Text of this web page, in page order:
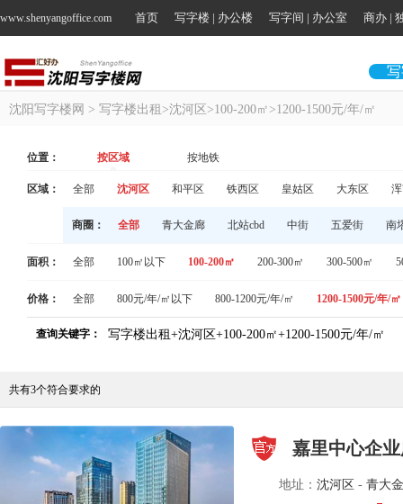
www.shenyangoffice.com 首页 写字楼 | 办公楼 写字间 | 办公室 商办 |
沈阳写字楼网 > 写字楼出租>沈河区>100-200㎡>1200-1500元/年/㎡
位置： 按区域 按地铁
区域： 全部 沈河区 和平区 铁西区 皇姑区 大东区
商圈： 全部 青大金廊 北站cbd 中街 五爱街 南
面积： 全部 100㎡以下 100-200㎡ 200-300㎡ 300-500㎡
价格： 全部 800元/年/㎡以下 800-1200元/年/㎡ 1200-1500元/年/㎡
查询关键字： 写字楼出租+沈河区+100-200㎡+1200-1500元/年/㎡
共有3个符合要求的
嘉里中心企
地址： 沈河区 - 青大